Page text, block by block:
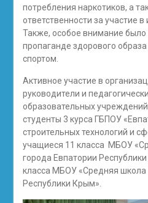
потребления наркотиков, а
ответственности за участие
Также, особое внимание было
пропаганде здорового
спортом.
Активное участие в
руководители и
образовательных
студенты 3 курса ГБПОУ
строительных технологий и
учащиеся 11 класса МБОУ
города Евпатории
класса МБОУ «Средняя
Республики Крым».